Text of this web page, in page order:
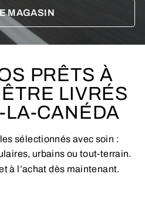
MAGASIN
PRÊTS À
LIVRÉS
LA-CANÉDA
sélectionnés avec soin :
urbains ou tout-terrain.
à l’achat dès maintenant.